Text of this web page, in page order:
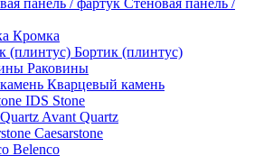
Стеновая панель /
Кромка
Бортик (плинтус)
Раковины
Кварцевый камень
IDS Stone
Avant Quartz
Caesarstone
Belenco